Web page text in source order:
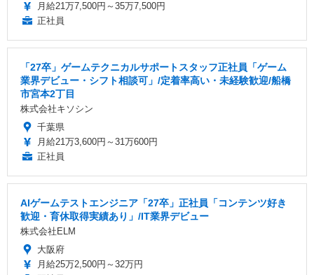
月給21万7,500円～35万7,500円
正社員
「27卒」ゲームテクニカルサポートスタッフ正社員「ゲーム
業界デビュー・シフト相談可」/定着率高い・未経験歓迎/船橋
市宮本2丁目
株式会社キソシン
千葉県
月給21万3,600円～31万600円
正社員
AIゲームテストエンジニア「27卒」正社員「コンテンツ好き
歓迎・育休取得実績あり」/IT業界デビュー
株式会社ELM
大阪府
月給25万2,500円～32万円